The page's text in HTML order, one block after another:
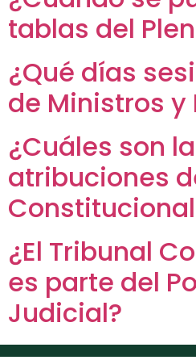
tablas del
¿Qué días
de Ministros
¿Cuáles son
atribuciones
¿El Tribunal
es parte del
Judicial?